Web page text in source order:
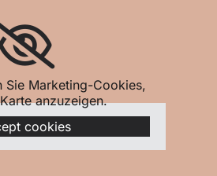
Sie Marketing-Cookies,
anzuzeigen.
cookies